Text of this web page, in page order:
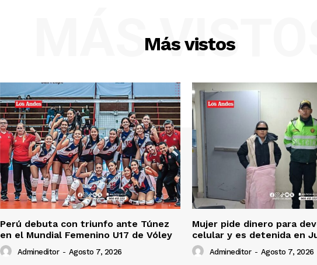
Más vistos
MÁS VISTOS
Perú debuta con triunfo ante Túnez
en el Mundial Femenino U17 de Vóley
Admineditor - Agosto 7, 2026
Mujer pide dinero para
celular y es detenida en
Admineditor - Agosto 7, 2026